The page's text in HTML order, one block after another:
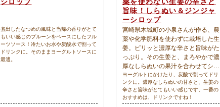
煮出したなつめの風味と当帰の香りがとて
もいい感じのプルーンをベースにしたフル
ーツソース！冷たいお水や炭酸水で割って
ドリンクに。そのままヨーグルトソースに
最適。
旨味！しらぬい＆ジンジャ
ーシロップ
宮崎県木城町の小泉さんが作る、農
薬や化学肥料を使わずに栽培した生
姜。ピリッと濃厚な辛さと旨味がた
っぷり。その生姜と、まろやかで濃
厚なしらぬいの果汁を合わせてシロ
ップに仕上げました。ヨーグルトや
アイスクリームのトッピングに、炭
酸やお水で割ってドリンクにも。
宮崎県木城町のファンシューマーズ
ヨーグルトにかけたり、炭酸で割ってドリ
ンクに。濃厚なしらぬいの甘さと、生姜の
辛さと旨味がとてもいい感じです。一番の
おすすめは、ドリンクですね！